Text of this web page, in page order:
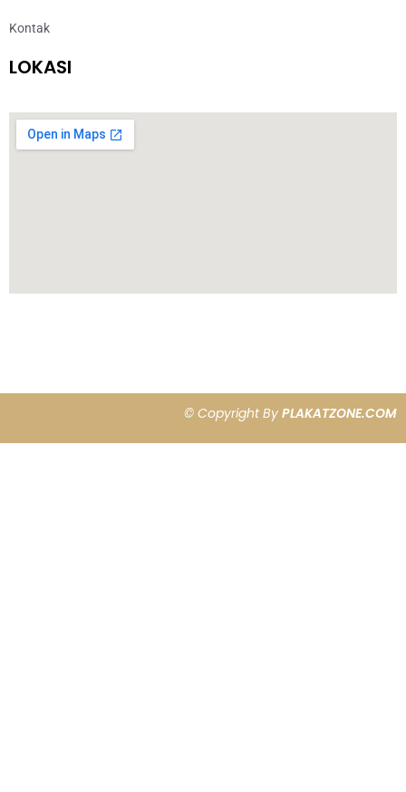
Kontak
LOKASI
© Copyright By PLAKATZONE.COM